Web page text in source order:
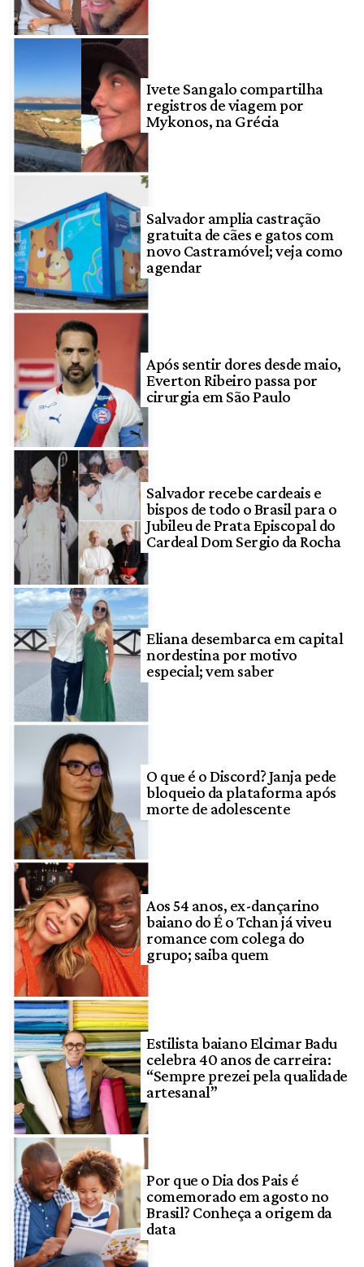
Ivete Sangalo compartilha
registros de viagem por
Mykonos, na Grécia
Salvador amplia castração
gratuita de cães e gatos com
novo Castramóvel; veja como
agendar
Após sentir dores desde maio,
Everton Ribeiro passa por
cirurgia em São Paulo
Salvador recebe cardeais e
bispos de todo o Brasil para o
Jubileu de Prata Episcopal do
Cardeal Dom Sergio da Rocha
Eliana desembarca em capital
nordestina por motivo
especial; vem saber
O que é o Discord? Janja pede
bloqueio da plataforma após
morte de adolescente
Aos 54 anos, ex-dançarino
baiano do É o Tchan já viveu
romance com colega do
grupo; saiba quem
Estilista baiano Elcimar Badu
celebra 40 anos de carreira:
“Sempre prezei pela qualidade
artesanal”
Por que o Dia dos Pais é
comemorado em agosto no
Brasil? Conheça a origem da
data